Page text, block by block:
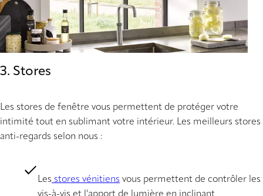
3. Stores
Les stores de fenêtre vous permettent de protéger votre
intimité tout en sublimant votre intérieur. Les meilleurs stores
anti-regards selon nous :
Les stores vénitiens vous permettent de contrôler les